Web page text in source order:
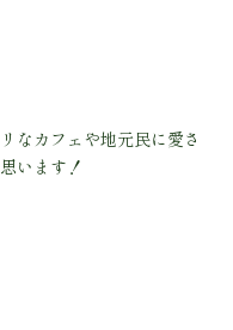
なカフェや地元民に愛さ
います！